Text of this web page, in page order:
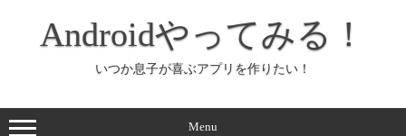
ッ
プ
Androidやってみる！
いつか息子が喜ぶアプリを作りたい！
Menu